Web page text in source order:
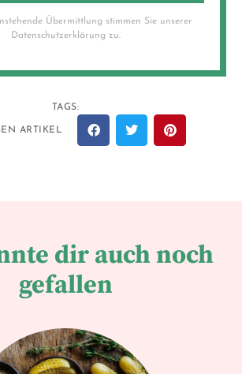
Übermittlung stimmen Sie unserer
Datenschutzerklärung zu.
TAGS:
ARTIKEL
dir auch noch
gefallen